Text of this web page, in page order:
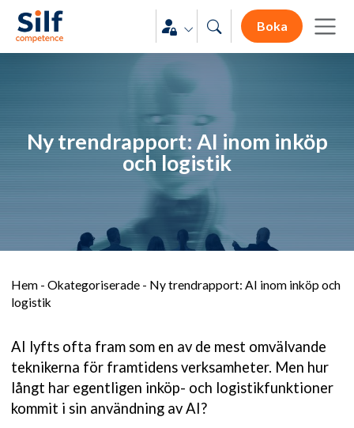
Boka
Ny trendrapport: AI inom inköp
och logistik
Hem- Okategoriserade- Ny trendrapport: AI inom inköp och
logistik
AI lyfts ofta fram som en av de mest omvälvande
teknikerna för framtidens verksamheter. Men hur
långt har egentligen inköp- och logistikfunktioner
kommit i sin användning av AI?